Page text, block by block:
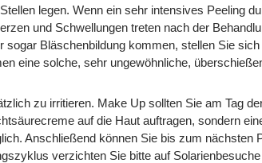
legen. Wenn ein sehr intensives Peeling
und Schwellungen treten nach der
Bläschenbildung kommen, stellen Sie
eine solche, sehr ungewöhnliche,
zu irritieren. Make Up sollten Sie am Tag
auf die Haut auftragen, sondern
Anschließend können Sie bis zum nächsten
verzichten Sie bitte auf